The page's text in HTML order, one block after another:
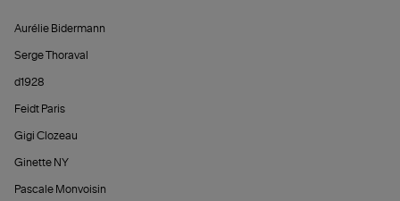
Aurélie Bidermann
Serge Thoraval
d1928
Feidt Paris
Gigi Clozeau
Ginette NY
Pascale Monvoisin